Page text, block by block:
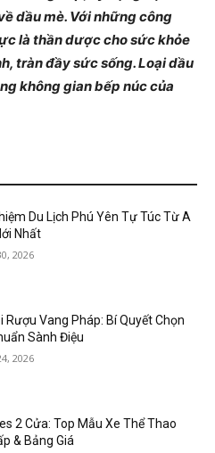
dầu mè. Với những công
là thần dược cho sức khỏe
tràn đầy sức sống. Loại dầu
không gian bếp núc của
Du Lịch Phú Yên Tự Túc Từ A
Nhất
2026
Rượu Vang Pháp: Bí Quyết Chọn
Sành Điệu
2026
2 Cửa: Top Mẫu Xe Thể Thao
& Bảng Giá